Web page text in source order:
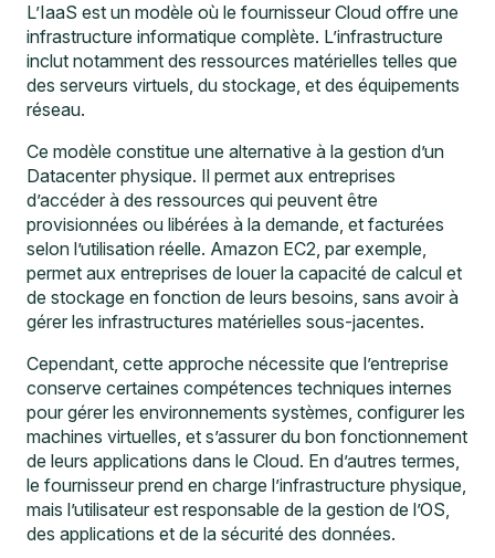
L’IaaS est un modèle où le fournisseur Cloud offre une
infrastructure informatique complète. L’infrastructure
inclut notamment des ressources matérielles telles que
des serveurs virtuels, du stockage, et des équipements
réseau.
Ce modèle constitue une alternative à la gestion d’un
Datacenter physique. Il permet aux entreprises
d’accéder à des ressources qui peuvent être
provisionnées ou libérées à la demande, et facturées
selon l’utilisation réelle. Amazon EC2, par exemple,
permet aux entreprises de louer la capacité de calcul et
de stockage en fonction de leurs besoins, sans avoir à
gérer les infrastructures matérielles sous-jacentes.
Cependant, cette approche nécessite que l’entreprise
conserve certaines compétences techniques internes
pour gérer les environnements systèmes, configurer les
machines virtuelles, et s’assurer du bon fonctionnement
de leurs applications dans le Cloud. En d’autres termes,
le fournisseur prend en charge l’infrastructure physique,
mais l’utilisateur est responsable de la gestion de l’OS,
des applications et de la sécurité des données.